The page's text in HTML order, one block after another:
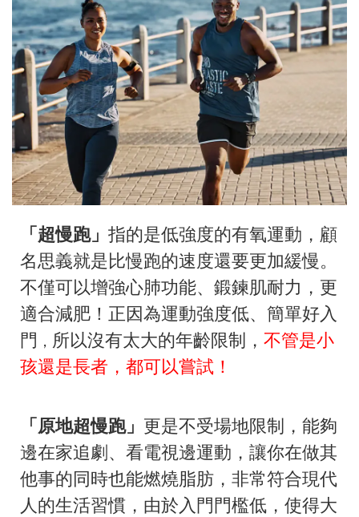
「超慢跑」 指的是低強度的有氧運動，顧
名思義就是比慢跑的速度還要更加緩慢。
不僅可以增強心肺功能、鍛鍊肌耐力，更
適合減肥！正因為運動強度低、簡單好入
門 ， 所以沒有太大的年齡限制， 不管是小
孩還是長者，都可以嘗試 ！
「原地超慢跑」 更是不受場地限制，能夠
邊在家追劇、看電視邊運動，讓你在做其
他事的同時也能燃燒脂肪，非常符合現代
人的生活習慣，由於入門門檻低，使得大